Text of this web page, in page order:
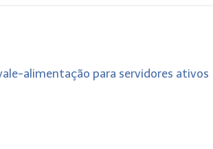
alimentação para servidores ativos